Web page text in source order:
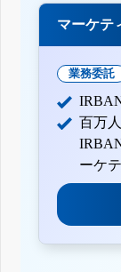
マーケテ
業務委託
百万
ーケ